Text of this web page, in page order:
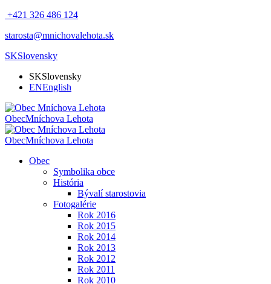
+421 326 486 124
starosta@mnichovalehota.sk
SKSlovensky
SKSlovensky
ENEnglish
ObecMníchova Lehota
ObecMníchova Lehota
Obec
Symbolika obce
História
Bývalí starostovia
Fotogalérie
Rok 2016
Rok 2015
Rok 2014
Rok 2013
Rok 2012
Rok 2011
Rok 2010